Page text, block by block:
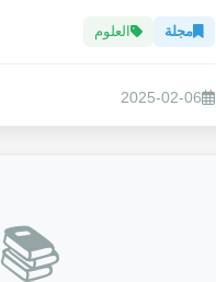
مجلة العلوم
2025-02-06
📚